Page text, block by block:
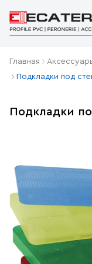
Главная
Подкладки под
Подкладки